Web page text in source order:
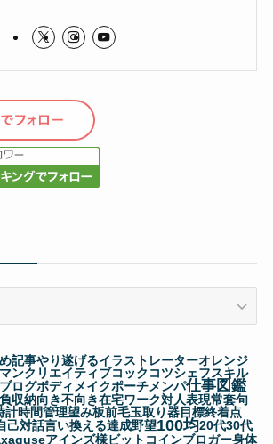
記事やり遂げるイラストレーターオレンジ
ンクリエイティブコック コツシェフスキル
ログボディメイクポーチメンパ仕事図鑑
収納向き不向き在宅ワーク対人表現常套句
計時間管理望み板前毛玉取り器目標終着点
己対話言い換える達成野望100均20代30代
aguseアインズ様ビットコインブロガー身体